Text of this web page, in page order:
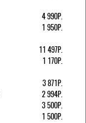
4 990Р.
1 950Р.
11 497Р.
1 170Р.
3 871Р.
2 994Р.
3 500Р.
1 500Р.